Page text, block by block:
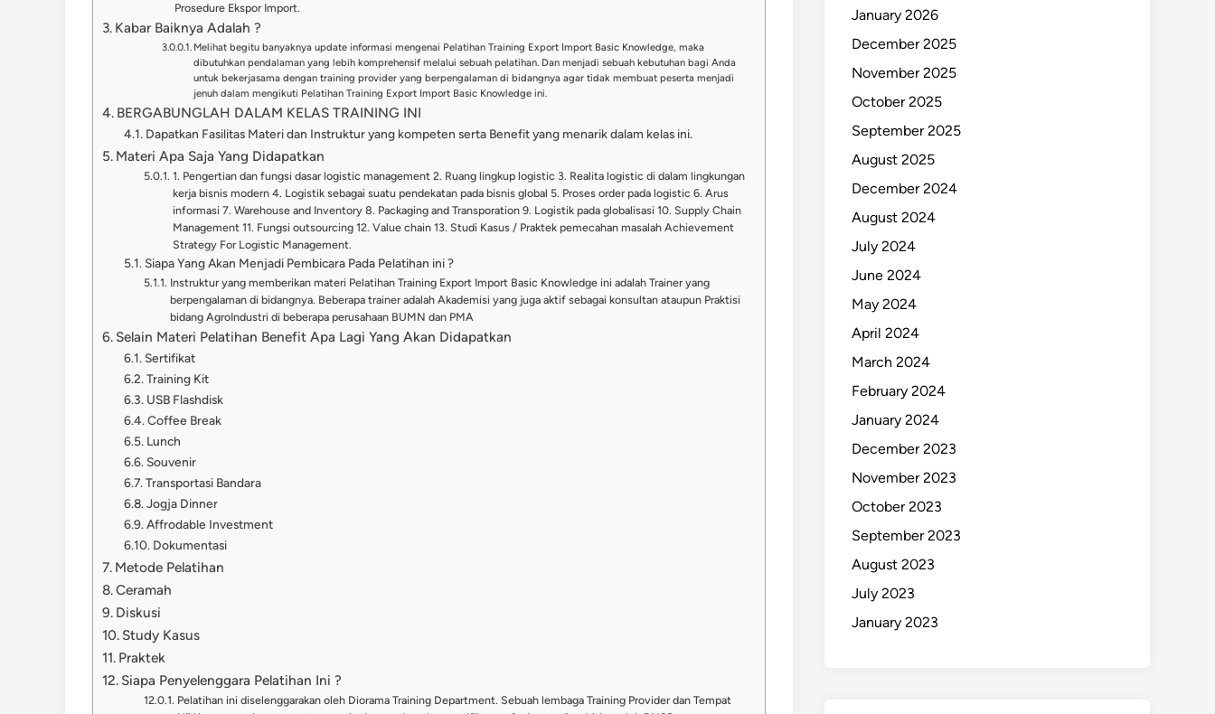
Prosedure Ekspor Import.
Kabar Baiknya Adalah ?
Melihat begitu banyaknya update informasi mengenai Pelatihan Training Export Import Basic Knowledge, maka
dibutuhkan pendalaman yang lebih komprehensif melalui sebuah pelatihan. Dan menjadi sebuah kebutuhan bagi Anda
untuk bekerjasama dengan training provider yang berpengalaman di bidangnya agar tidak membuat peserta menjadi
jenuh dalam mengikuti Pelatihan Training Export Import Basic Knowledge ini.
BERGABUNGLAH DALAM KELAS TRAINING INI
Dapatkan Fasilitas Materi dan Instruktur yang kompeten serta Benefit yang menarik dalam kelas ini.
Materi Apa Saja Yang Didapatkan
1. Pengertian dan fungsi dasar logistic management 2. Ruang lingkup logistic 3. Realita logistic di dalam lingkungan
kerja bisnis modern 4. Logistik sebagai suatu pendekatan pada bisnis global 5. Proses order pada logistic 6. Arus
informasi 7. Warehouse and Inventory 8. Packaging and Transporation 9. Logistik pada globalisasi 10. Supply Chain
Management 11. Fungsi outsourcing 12. Value chain 13. Studi Kasus / Praktek pemecahan masalah Achievement
Strategy For Logistic Management.
Siapa Yang Akan Menjadi Pembicara Pada Pelatihan ini ?
Instruktur yang memberikan materi Pelatihan Training Export Import Basic Knowledge ini adalah Trainer yang
berpengalaman di bidangnya. Beberapa trainer adalah Akademisi yang juga aktif sebagai konsultan ataupun Praktisi
bidang AgroIndustri di beberapa perusahaan BUMN dan PMA
Selain Materi Pelatihan Benefit Apa Lagi Yang Akan Didapatkan
Sertifikat
Training Kit
USB Flashdisk
Coffee Break
Lunch
Souvenir
Transportasi Bandara
Jogja Dinner
Affrodable Investment
Dokumentasi
Metode Pelatihan
Ceramah
Diskusi
Study Kasus
Praktek
Siapa Penyelenggara Pelatihan Ini ?
Pelatihan ini diselenggarakan oleh Diorama Training Department. Sebuah lembaga Training Provider dan Tempat
January 2026
December 2025
November 2025
October 2025
September 2025
August 2025
December 2024
August 2024
July 2024
June 2024
May 2024
April 2024
March 2024
February 2024
January 2024
December 2023
November 2023
October 2023
September 2023
August 2023
July 2023
January 2023